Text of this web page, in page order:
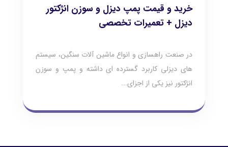
خرید و قیمت پمپ دیزل و سوزن انژکتور
دیزل + تعمیرات تخصصی
در صنعت راهسازی و انواع ماشین آلات سنگین، سیستم
های دیزلی کاربرد گسترده ای داشته و پمپ و سوزن
انژکتور نیز یکی از اجزای...